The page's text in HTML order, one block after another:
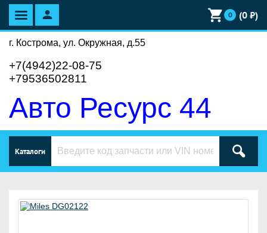
0 (0 ₽)
г. Кострома, ул. Окружная, д.55
+7(4942)22-08-75
+79536502811
Авто Ресурс 44
Каталоги